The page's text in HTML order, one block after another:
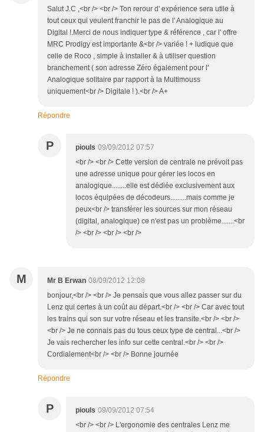
Salut J.C ,<br /> <br /> Ton rerour d' expérience sera utile à
tout ceux qui veulent franchir le pas de l' Analogique au
Digital !.Merci de nous indiquer type & référence , car l' offre
MRC Prodigy est importante &<br /> variée ! + ludique que
celle de Roco , simple à installer & à utiliser question
branchement ( son adresse Zéro également pour l'
Analogique solitaire par rapport à la Multimouss
uniquement<br /> Digitale ! ).<br /> A+
Répondre
P piouls 09/09/2012 07:57
<br /> <br /> Cette version de centrale ne prévoit pas
une adresse unique pour gérer les locos en
analogique........elle est dédiée exclusivement aux
locos équipées de décodeurs.........mais comme je
peux<br /> transférer les sources sur mon réseau
(digital, analogique) ce n'est pas un problème.......<br
/> <br /> <br /> <br />
M Mr B Erwan 08/09/2012 12:08
bonjour,<br /> <br /> Je pensais que vous allez passer sur du
Lenz qui certes à un coût au départ.<br /> <br /> Car avec tout
les trains qui son sur votre réseau et les transite.<br /> <br />
<br /> Je ne connais pas du tous ceux type de central...<br />
Je vais rechercher les info sur cette central.<br /> <br />
Cordialement<br /> <br /> Bonne journée
Répondre
P piouls 09/09/2012 07:54
<br /> <br /> L'ergonomie des centrales Lenz me